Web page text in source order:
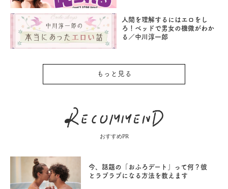
人間を理解するにはエロをし
ろ！ベッドで男女の機微がわか
る／中川淳一郎
もっと見る
おすすめPR
今、話題の「おふろデート」って何？彼
とラブラブになる方法を教えます